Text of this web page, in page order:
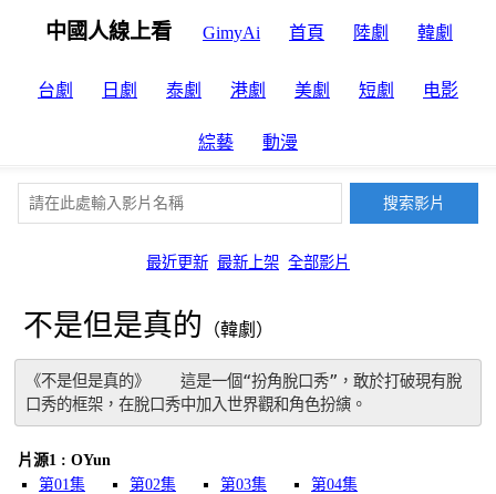
中國人線上看 GimyAi 首頁 陸劇 韓劇
台劇 日劇 泰劇 港劇 美劇 短劇 电影
綜藝 動漫
最近更新 最新上架 全部影片
不是但是真的 （韓劇）
《不是但是真的》　　這是一個“扮角脫口秀”，敢於打破現有脫
口秀的框架，在脫口秀中加入世界觀和角色扮縯。
片源1 : OYun
第01集
第02集 第03集
第04集